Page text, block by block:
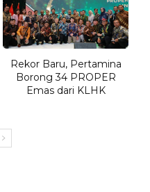
Rekor Baru, Pertamina
Borong 34 PROPER
Emas dari KLHK